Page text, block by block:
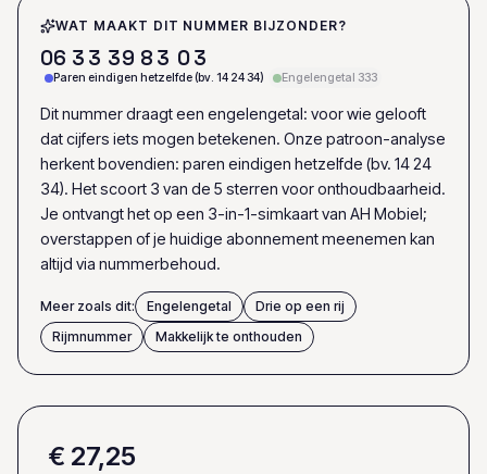
WAT MAAKT DIT NUMMER BIJZONDER?
06 3 3 39 8 3 03
Paren eindigen hetzelfde (bv. 14 24 34) Engelengetal 333
Dit nummer draagt een engelengetal: voor wie gelooft
dat cijfers iets mogen betekenen. Onze patroon-analyse
herkent bovendien: paren eindigen hetzelfde (bv. 14 24
34). Het scoort 3 van de 5 sterren voor onthoudbaarheid.
Je ontvangt het op een 3-in-1-simkaart van AH Mobiel;
overstappen of je huidige abonnement meenemen kan
altijd via nummerbehoud.
Meer zoals dit: Engelengetal
Drie op een rij
Rijmnummer
Makkelijk te onthouden
€ 27,25